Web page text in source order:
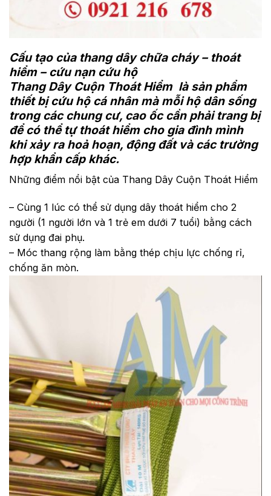
Cấu tạo của thang dây chữa cháy – thoát
hiểm – cứu nạn cứu hộ
Thang Dây Cuộn Thoát Hiểm là sản phẩm
thiết bị cứu hộ cá nhân mà mỗi hộ dân sống
trong các chung cư, cao ốc cần phải trang bị
để có thể tự thoát hiểm cho gia đình mình
khi xảy ra hoả hoạn, động đất và các trường
hợp khẩn cấp khác.
Những điểm nổi bật của Thang Dây Cuộn Thoát Hiểm
– Cùng 1 lúc có thể sử dụng dây thoát hiểm cho 2
người (1 người lớn và 1 trẻ em dưới 7 tuổi) bằng cách
sử dụng đai phụ.
– Móc thang rộng làm bằng thép chịu lực chống rỉ,
chống ăn mòn.